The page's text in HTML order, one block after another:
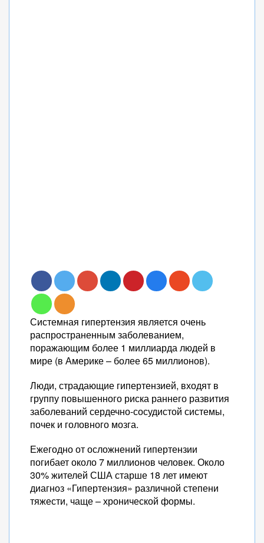
Системная гипертензия является очень
распространенным заболеванием,
поражающим более 1 миллиарда людей в
мире (в Америке – более 65 миллионов).
Люди, страдающие гипертензией, входят в
группу повышенного риска раннего развития
заболеваний сердечно-сосудистой системы,
почек и головного мозга.
Ежегодно от осложнений гипертензии
погибает около 7 миллионов человек. Около
30% жителей США старше 18 лет имеют
диагноз «Гипертензия» различной степени
тяжести, чаще – хронической формы.